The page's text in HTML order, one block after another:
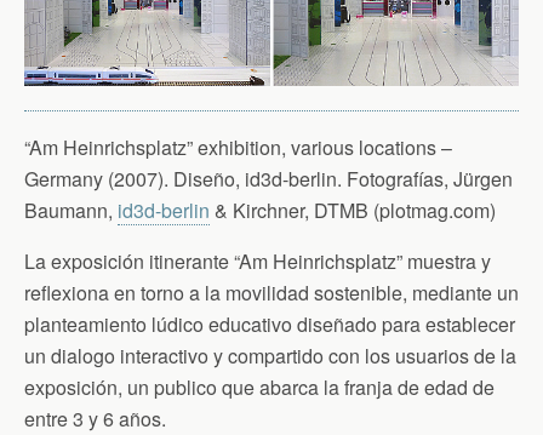
“Am Heinrichsplatz” exhibition, various locations –
Germany (2007). Diseño, id3d-berlin. Fotografías, Jürgen
Baumann, id3d-berlin & Kirchner, DTMB (plotmag.com)
La exposición itinerante “Am Heinrichsplatz” muestra y
reflexiona en torno a la movilidad sostenible, mediante un
planteamiento lúdico educativo diseñado para establecer
un dialogo interactivo y compartido con los usuarios de la
exposición, un publico que abarca la franja de edad de
entre 3 y 6 años.